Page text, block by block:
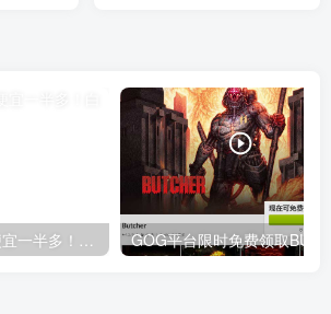
优惠寄快递最高便宜一半多！白鸽惠递